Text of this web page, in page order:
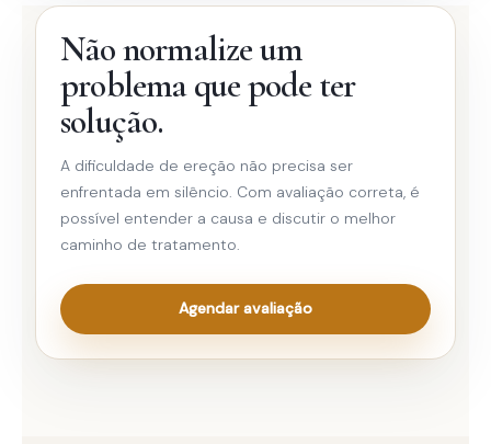
Não normalize um
problema que pode ter
solução.
A dificuldade de ereção não precisa ser
enfrentada em silêncio. Com avaliação correta, é
possível entender a causa e discutir o melhor
caminho de tratamento.
Agendar avaliação